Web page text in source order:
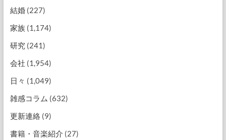
結婚(227)
家族(1,174)
研究(241)
会社 (1,954)
日々 (1,049)
雑感コラム (632)
更新連絡(9)
書籍・音楽紹介 (27)